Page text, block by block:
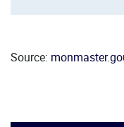
Source: